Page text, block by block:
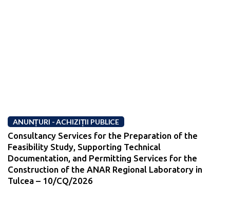
ANUNȚURI - ACHIZIȚII PUBLICE
Consultancy Services for the Preparation of the
Feasibility Study, Supporting Technical
Documentation, and Permitting Services for the
Construction of the ANAR Regional Laboratory in
Tulcea – 10/CQ/2026